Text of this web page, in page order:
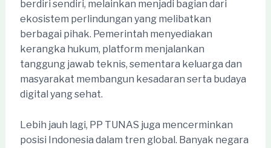
berdiri sendiri, melainkan menjadi bagian dari
ekosistem perlindungan yang melibatkan
berbagai pihak. Pemerintah menyediakan
kerangka hukum, platform menjalankan
tanggung jawab teknis, sementara keluarga dan
masyarakat membangun kesadaran serta budaya
digital yang sehat.
Lebih jauh lagi, PP TUNAS juga mencerminkan
posisi Indonesia dalam tren global. Banyak negara